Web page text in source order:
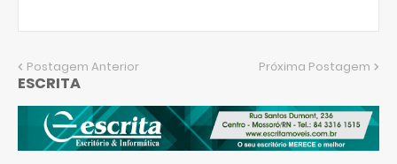
Postagem Anterior Próxima Postagem
ESCRITA